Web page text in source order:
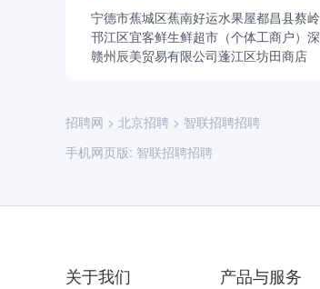
宁德市蕉城区蕉南好运水果屋都昌县蔡
邗江区宜客鲜生鲜超市（个体工商户）
赣州辰美贸易有限公司蓬江区坊田商店
招聘网 > 北京招聘 > 智联招聘招聘
手机网页版: 智联招聘招聘
关于我们 产品与服务